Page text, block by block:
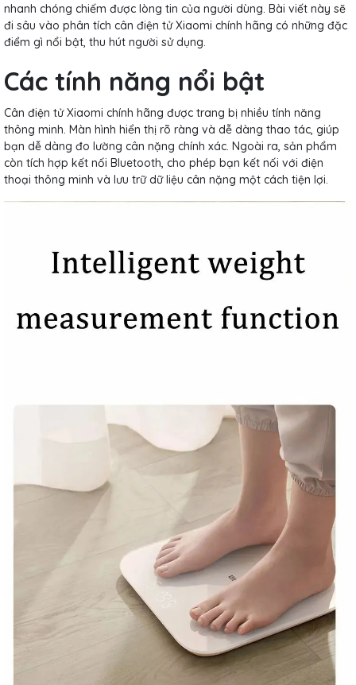
nhanh chóng chiếm được lòng tin của người dùng. Bài viết này sẽ
đi sâu vào phân tích cân điện tử Xiaomi chính hãng có những đặc
điểm gì nổi bật, thu hút người sử dụng.
Các tính năng nổi bật
Cân điện tử Xiaomi chính hãng được trang bị nhiều tính năng
thông minh. Màn hình hiển thị rõ ràng và dễ dàng thao tác, giúp
bạn dễ dàng đo lường cân nặng chính xác. Ngoài ra, sản phẩm
còn tích hợp kết nối Bluetooth, cho phép bạn kết nối với điện
thoại thông minh và lưu trữ dữ liệu cân nặng một cách tiện lợi.